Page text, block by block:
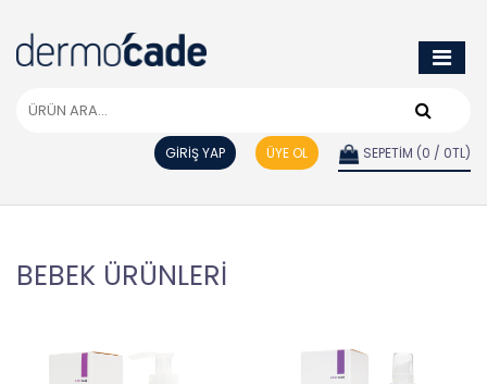
GİRİŞ YAP ÜYE OL SEPETİM (0 / 0TL)
BEBEK ÜRÜNLERİ